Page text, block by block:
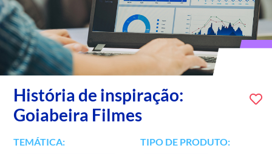
História de inspiração:
Goiabeira Filmes
TEMÁTICA: TIPO DE PRODUTO: